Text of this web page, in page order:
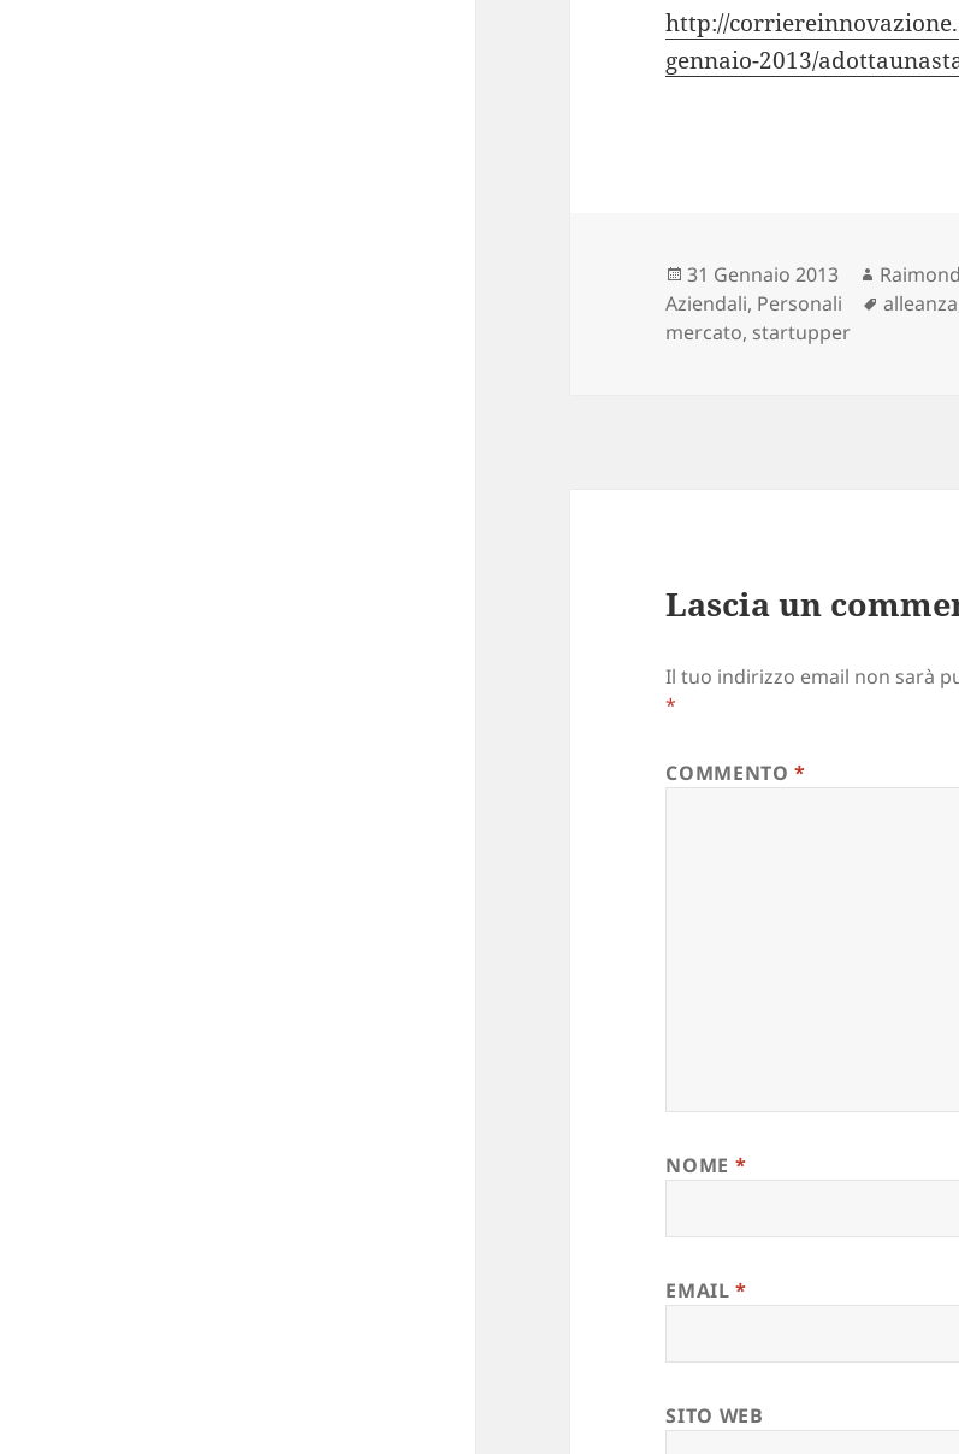
http://
gennaio-2013/
Scritto
il
31 Gennaio 2013 Autore
Aziendali, Personali Tag
alleanza
mercato, startupper
Lascia un
Il tuo indirizzo email non sarà
*
COMMENTO*
NOME *
EMAIL*
SITO WEB